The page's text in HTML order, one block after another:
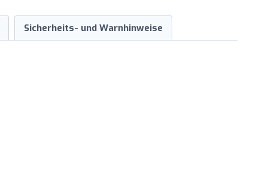
Sicherheits- und Warnhinweise